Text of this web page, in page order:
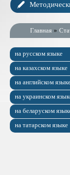
Главная »
на русском языке
на казахском языке
на английском
на украинском
на беларуском
на татарском языке